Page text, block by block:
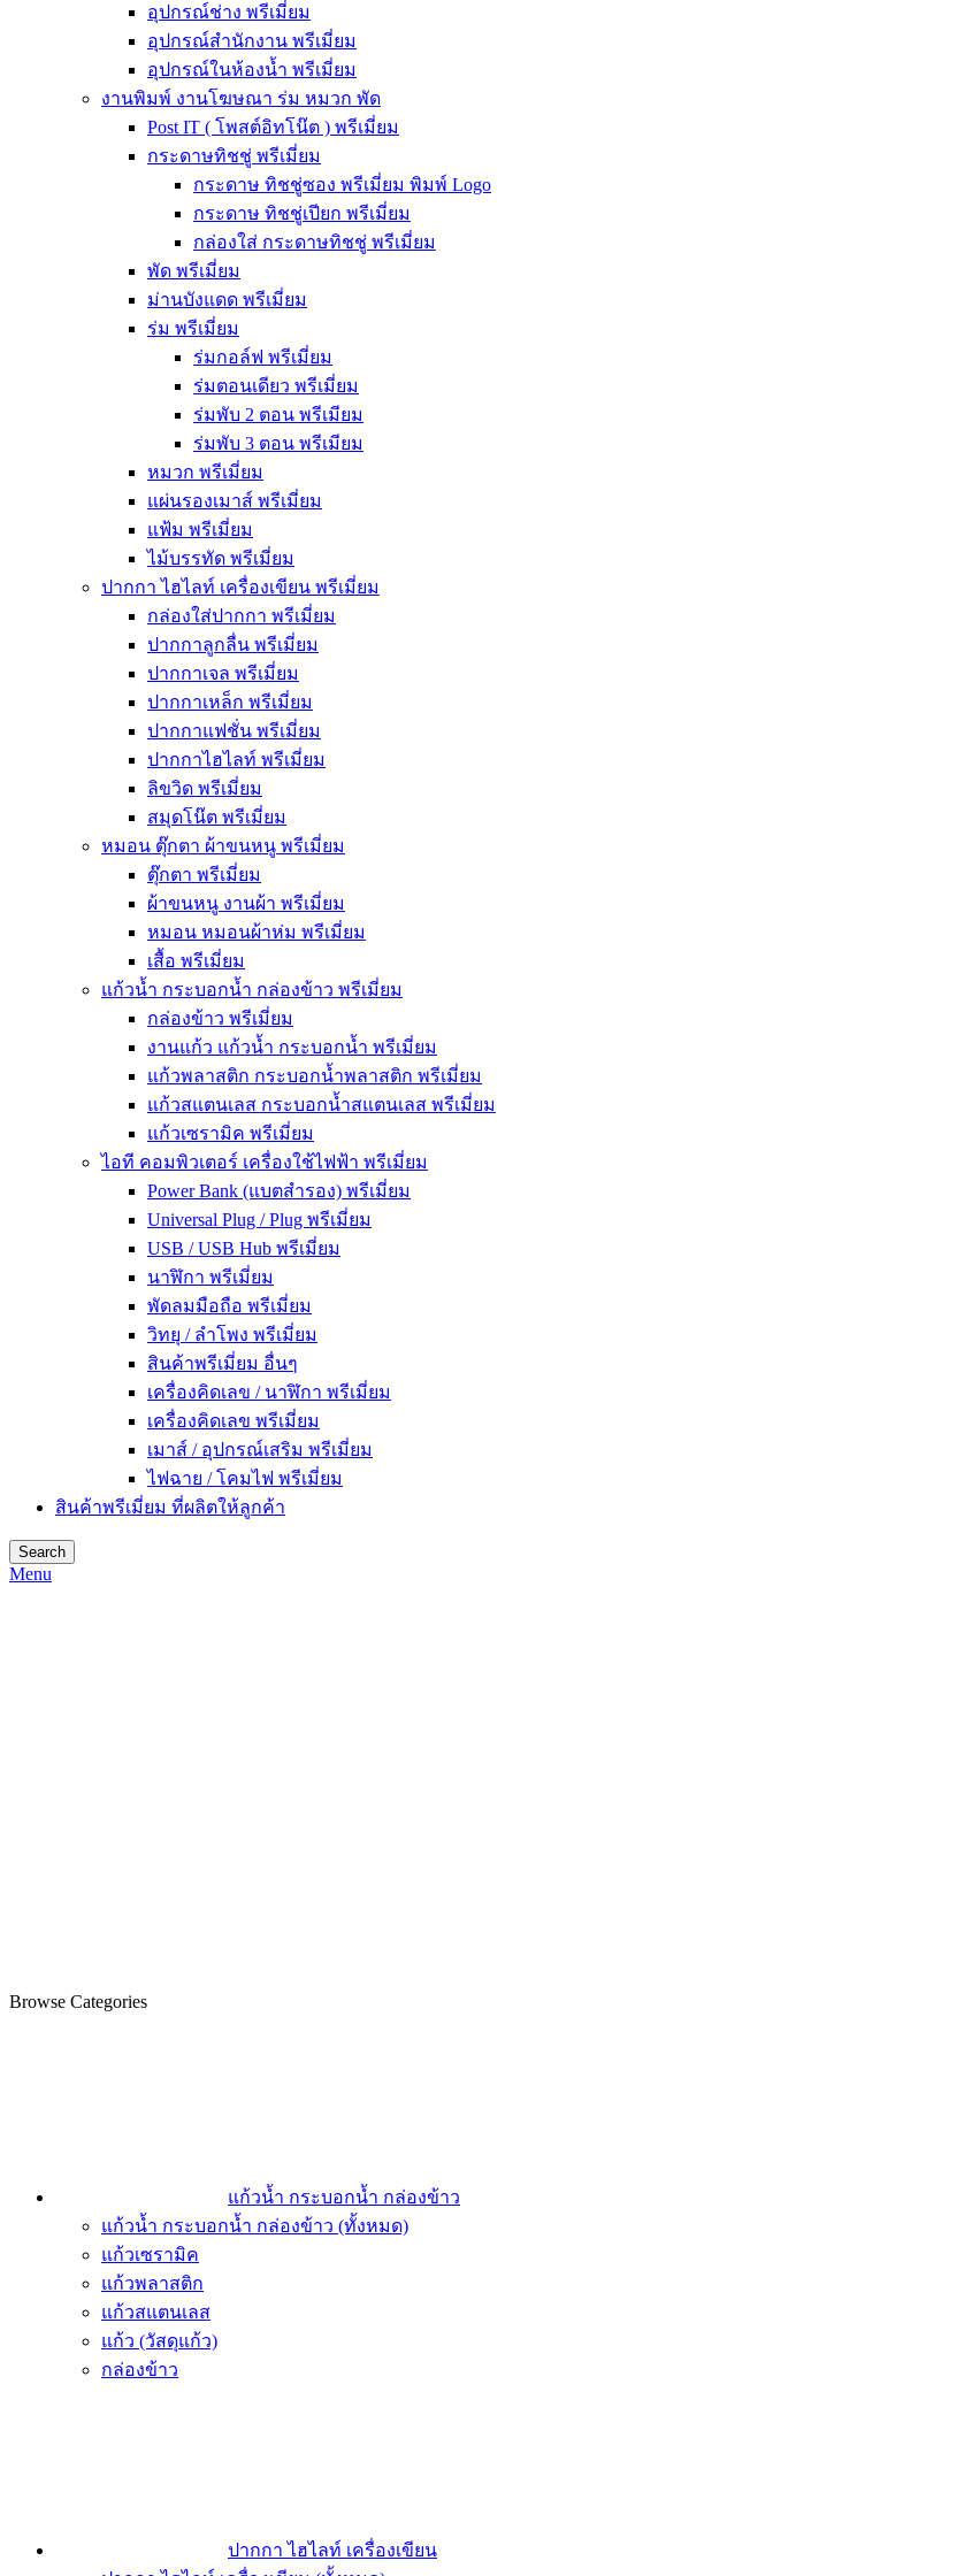
อุปกรณ์ช่าง พรีเมี่ยม
อุปกรณ์สำนักงาน พรีเมี่ยม
อุปกรณ์ในห้องน้ำ พรีเมี่ยม
งานพิมพ์ งานโฆษณา ร่ม หมวก พัด
Post IT ( โพสต์อิทโน๊ต ) พรีเมี่ยม
กระดาษทิชชู่ พรีเมี่ยม
กระดาษ ทิชชู่ซอง พรีเมี่ยม พิมพ์ Logo
กระดาษ ทิชชู่เปียก พรีเมี่ยม
กล่องใส่ กระดาษทิชชู่ พรีเมี่ยม
พัด พรีเมี่ยม
ม่านบังแดด พรีเมี่ยม
ร่ม พรีเมี่ยม
ร่มกอล์ฟ พรีเมี่ยม
ร่มตอนเดียว พรีเมี่ยม
ร่มพับ 2 ตอน พรีเมียม
ร่มพับ 3 ตอน พรีเมียม
หมวก พรีเมี่ยม
แผ่นรองเมาส์ พรีเมี่ยม
แฟ้ม พรีเมี่ยม
ไม้บรรทัด พรีเมี่ยม
ปากกา ไฮไลท์ เครื่องเขียน พรีเมี่ยม
กล่องใส่ปากกา พรีเมี่ยม
ปากกาลูกลื่น พรีเมี่ยม
ปากกาเจล พรีเมี่ยม
ปากกาเหล็ก พรีเมี่ยม
ปากกาแฟชั่น พรีเมี่ยม
ปากกาไฮไลท์ พรีเมี่ยม
ลิขวิด พรีเมี่ยม
สมุดโน๊ต พรีเมี่ยม
หมอน ตุ๊กตา ผ้าขนหนู พรีเมี่ยม
ตุ๊กตา พรีเมี่ยม
ผ้าขนหนู งานผ้า พรีเมี่ยม
หมอน หมอนผ้าห่ม พรีเมี่ยม
เสื้อ พรีเมี่ยม
แก้วน้ำ กระบอกน้ำ กล่องข้าว พรีเมี่ยม
กล่องข้าว พรีเมี่ยม
งานแก้ว แก้วน้ำ กระบอกน้ำ พรีเมี่ยม
แก้วพลาสติก กระบอกน้ำพลาสติก พรีเมี่ยม
แก้วสแตนเลส กระบอกน้ำสแตนเลส พรีเมี่ยม
แก้วเซรามิค พรีเมี่ยม
ไอที คอมพิวเตอร์ เครื่องใช้ไฟฟ้า พรีเมี่ยม
Power Bank (แบตสำรอง) พรีเมี่ยม
Universal Plug / Plug พรีเมี่ยม
USB / USB Hub พรีเมี่ยม
นาฬิกา พรีเมี่ยม
พัดลมมือถือ พรีเมี่ยม
วิทยุ / ลำโพง พรีเมี่ยม
สินค้าพรีเมี่ยม อื่นๆ
เครื่องคิดเลข / นาฬิกา พรีเมี่ยม
เครื่องคิดเลข พรีเมี่ยม
เมาส์ / อุปกรณ์เสริม พรีเมี่ยม
ไฟฉาย / โคมไฟ พรีเมี่ยม
สินค้าพรีเมี่ยม ที่ผลิตให้ลูกค้า
Search
Menu
Browse Categories
แก้วน้ำ กระบอกน้ำ กล่องข้าว
แก้วน้ำ กระบอกน้ำ กล่องข้าว (ทั้งหมด)
แก้วเซรามิค
แก้วพลาสติก
แก้วสแตนเลส
แก้ว (วัสดุแก้ว)
กล่องข้าว
ปากกา ไฮไลท์ เครื่องเขียน